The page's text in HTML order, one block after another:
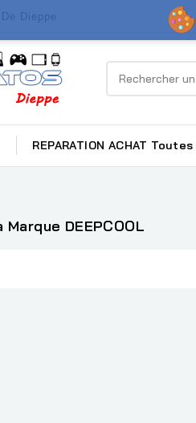
Dieppe
REPARATION ACHAT Toutes
DEEPCOOL